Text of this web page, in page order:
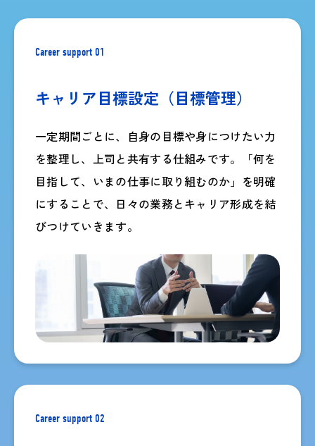
Career support 01
キャリア目標設定 （目標管理）
一定期間ごとに、自身の目標や身につけたい力
を整理し、上司と共有する仕組みです。「何を
目指して、いまの仕事に取り組むのか」を明確
にすることで、日々の業務とキャリア形成を結
びつけていきます。
Career support 02